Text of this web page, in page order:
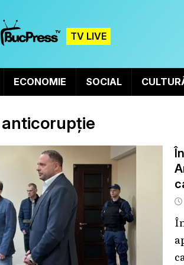
TV LIVE
ECONOMIE SOCIAL